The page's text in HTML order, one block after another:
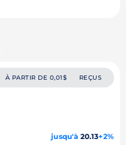
À PARTIR DE 0,01$ REÇUS
jusqu'à 20.13+2%